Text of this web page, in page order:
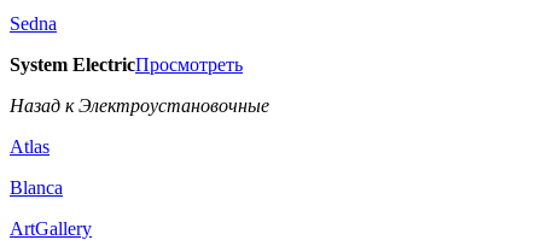
Sedna
System ElectricПросмотреть
Назад к Электроустановочные
Atlas
Blanca
ArtGallery